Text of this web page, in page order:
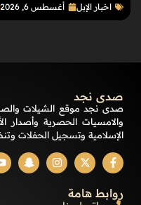
اخبار الإبل أغسطس 6, 2026
صدى نجد
صدى نجد موقع الشيلات
والامسيات الحصرية وأصدار
الإسلامية وتسجيل الحفلات
روابط هامة